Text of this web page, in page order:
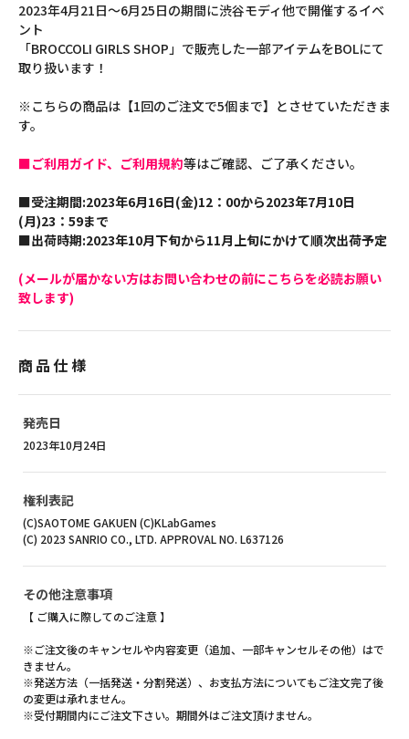
2023年4月21日～6月25日の期間に渋谷モディ他で開催するイベ
ント
「BROCCOLI GIRLS SHOP」で販売した一部アイテムをBOLにて
取り扱います！
※こちらの商品は【1回のご注文で5個まで】とさせていただきま
す。
■ご利用ガイド、ご利用規約等はご確認、ご了承ください。
■受注期間:2023年6月16日(金)12：00から2023年7月10日
(月)23：59まで
■出荷時期:2023年10月下旬から11月上旬にかけて順次出荷予定
(メールが届かない方はお問い合わせの前にこちらを必読お願い
致します)
商品仕様
発売日
2023年10月24日
権利表記
(C)SAOTOME GAKUEN (C)KLabGames
(C) 2023 SANRIO CO., LTD. APPROVAL NO. L637126
その他注意事項
【 ご購入に際してのご注意 】
※ご注文後のキャンセルや内容変更（追加、一部キャンセルその他）はで
きません。
※発送方法（一括発送・分割発送）、お支払方法についてもご注文完了後
の変更は承れません。
※受付期間内にご注文下さい。期間外はご注文頂けません。